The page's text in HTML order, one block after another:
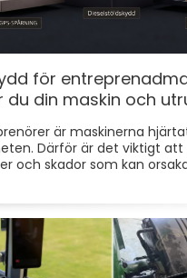
för
du din maskin och
är maskinerna
Därför är det viktigt att
och skador som kan